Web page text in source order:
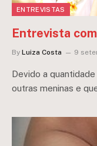
ENTREVISTAS
Entrevista
By Luiza Costa 9
Devido a
outras meninas e